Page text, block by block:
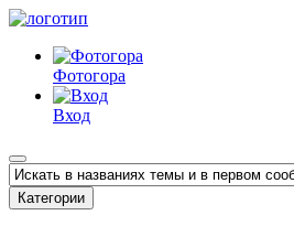
Фотогора
Вход
Категории